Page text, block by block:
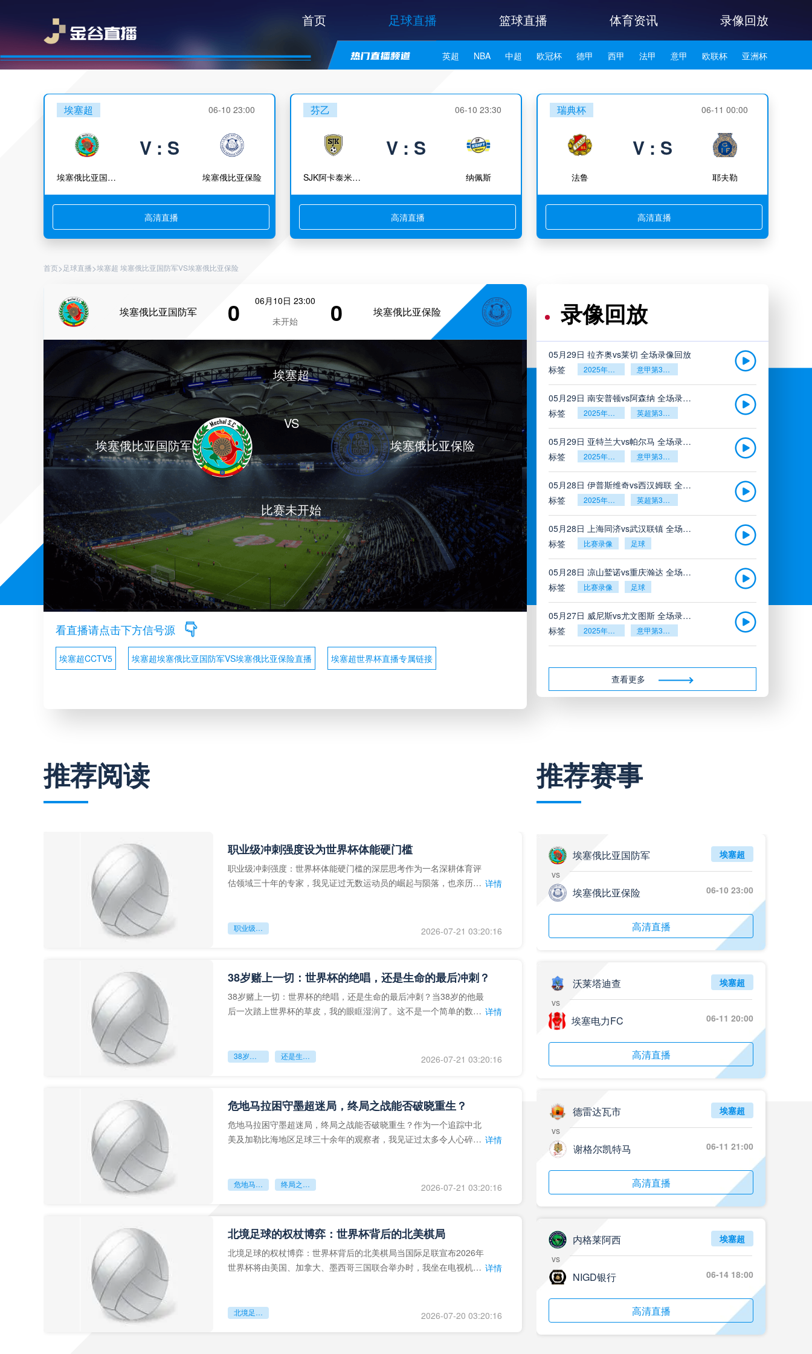
首页 足球直播 篮球直播 体育资讯 录像回放
英超 NBA 中超 欧冠杯 德甲 西甲 法甲 意甲 欧联杯 亚洲杯
埃塞超 06-10 23:00
埃塞俄比亚国防军
V : S
埃塞俄比亚保险
高清直播
芬乙 06-10 23:30
SJK阿卡泰米阿B队
V : S
纳佩斯
高清直播
瑞典杯 06-11 00:00
法鲁
V : S
耶夫勒
高清直播
首页> 足球直播>埃塞超 埃塞俄比亚国防军VS埃塞俄比亚保险
埃塞俄比亚国防军 0
06月10日 23:00
未开始
0 埃塞俄比亚保险
埃塞俄比亚国防军
埃塞超
VS
比赛未开始
埃塞俄比亚保险
看直播请点击下方信号源
埃塞超CCTV5 埃塞超埃塞俄比亚国防军VS埃塞俄比亚保险直播 埃塞超世界杯直播专属链接
录像回放
05月29日 拉齐奥vs莱切 全场录像回放
标签
2025年5月26日 意甲第38轮
05月29日 南安普顿vs阿森纳 全场录像回放
标签
2025年5月26日 英超第38轮
05月29日 亚特兰大vs帕尔马 全场录像回放
标签
2025年5月26日 意甲第38轮
05月28日 伊普斯维奇vs西汉姆联 全场录像回放
标签
2025年5月26日 英超第38轮
05月28日 上海同济vs武汉联镇 全场录像
标签
比赛录像 足球
05月28日 凉山鹫诺vs重庆瀚达 全场录像
标签
比赛录像 足球
05月27日 威尼斯vs尤文图斯 全场录像回放
标签
2025年5月26日 意甲第38轮
标签
比赛录像 西甲
05月26日 AC米兰vs蒙扎全场录像回放
标签
标签
标签
2025年5月24日
标签
欧联杯决赛
标签
2025年5月23日
标签
2024年5月21日
标签
2024年5月21日 足协杯第3轮
标签
2024年5月21日
标签
比赛录像
标签
比赛录像 成都蓉城
标签
2025年5月21日
标签
比赛录像
05月22日 水晶宫vs狼队 全场录像回放
查看更多
推荐阅读
职业级冲刺强度设为世界杯体能硬门槛
职业级冲刺强度：世界杯体能硬门槛的深层思考作为一名深耕体育评
估领域三十年的专家，我见证过无数运动员的崛起与陨落，也亲历了 详情
职业级冲刺强度设为世界杯体能硬门槛 2026-07-21 03:20:16
38岁赌上一切：世界杯的绝唱，还是生命的最后冲刺？
38岁赌上一切：世界杯的绝唱，还是生命的最后冲刺？当38岁的他最
后一次踏上世界杯的草皮，我的眼眶湿润了。这不是一个简单的数
详情
38岁赌上一切：世界杯的绝唱 还是生命的最后冲刺？ 2026-07-21 03:20:16
危地马拉困守墨超迷局，终局之战能否破晓重生？
危地马拉困守墨超迷局，终局之战能否破晓重生？作为一个追踪中北
美及加勒比海地区足球三十余年的观察者，我见证过太多令人心碎的 详情
危地马拉困守墨超迷局 终局之战能否破晓重生？ 2026-07-21 03:20:16
北境足球的权杖博弈：世界杯背后的北美棋局
北境足球的权杖博弈：世界杯背后的北美棋局当国际足联宣布2026年
世界杯将由美国、加拿大、墨西哥三国联合举办时，我坐在电视机
详情
北境足球的权杖博弈：世界杯背后的北美棋局 2026-07-20 03:20:16
推荐赛事
埃塞俄比亚国防军
vs
埃塞俄比亚保险
埃塞超
06-10 23:00
高清直播
沃莱塔迪查
vs
埃塞电力FC
埃塞超
06-11 20:00
高清直播
德雷达瓦市
vs
谢格尔凯特马
埃塞超
06-11 21:00
高清直播
内格莱阿西
vs
NIGD银行
埃塞超
06-14 18:00
高清直播